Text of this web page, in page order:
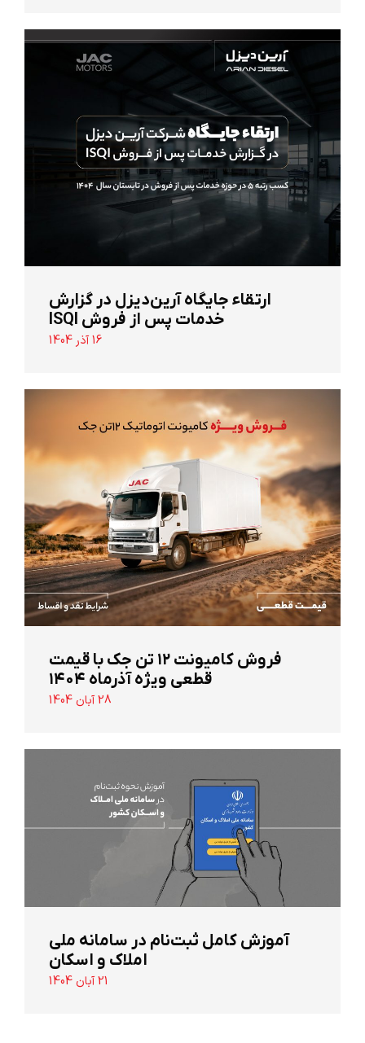
ارتقاء جایگاه آرین‌دیزل در گزارش
خدمات پس از فروش ISQI
16 آذر 1404
‌فروش کامیونت ۱۲ تن جک با قیمت
قطعی ویژه آذرماه ۱۴۰۴
28 آبان 1404
آموزش کامل ثبت‌نام در سامانه ملی
املاک و اسکان
21 آبان 1404